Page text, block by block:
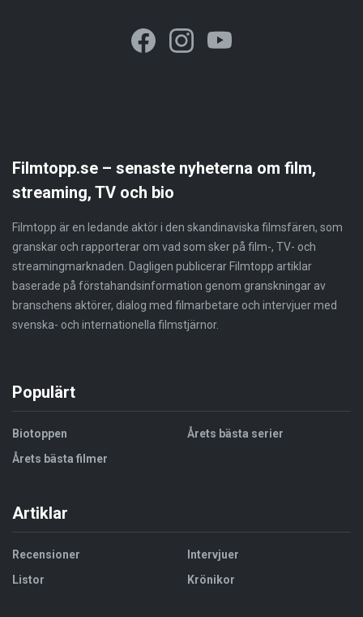
Filmtopp.se – senaste nyheterna om film,
streaming, TV och bio
Filmtopp är en ledande aktör i den skandinaviska filmsfären, som
granskar och rapporterar om vad som sker på film-, TV- och
streamingmarknaden. Dagligen publicerar Filmtopp artiklar
baserade på förstahandsinformation genom granskningar av
branschens aktörer, dialog med filmarbetare och intervjuer med
svenska- och internationella filmstjärnor.
Populärt
Biotoppen
Årets bästa filmer
Årets bästa serier
Artiklar
Recensioner
Listor
Intervjuer
Krönikor